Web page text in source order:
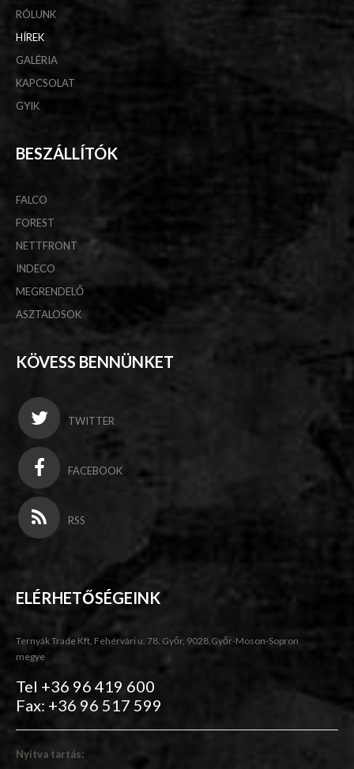
RÓLUNK
HÍREK
GALÉRIA
KAPCSOLAT
GYIK
BESZÁLLÍTÓK
FALCO
FOREST
NETTFRONT
INDECO
MEGRENDELŐ
ASZTALOSOK
KÖVESS BENNÜNKET
TWITTER
FACEBOOK
RSS
ELÉRHETŐSÉGEINK
Ternyák Trade Kft, Fehérvári u. 78. Győr, 9028,Győr-Moson-Sopron
megye
Tel +36 96 419 600
Fax: +36 96 517 599
Nyitva tartás: